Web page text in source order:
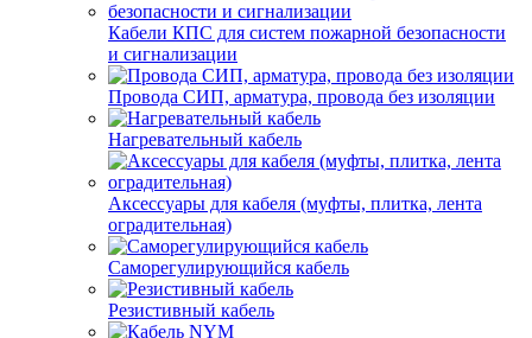
Кабели КПС для систем пожарной безопасности
и сигнализации
Провода СИП, арматура, провода без изоляции
Нагревательный кабель
Аксессуары для кабеля (муфты, плитка, лента
оградительная)
Саморегулирующийся кабель
Резистивный кабель